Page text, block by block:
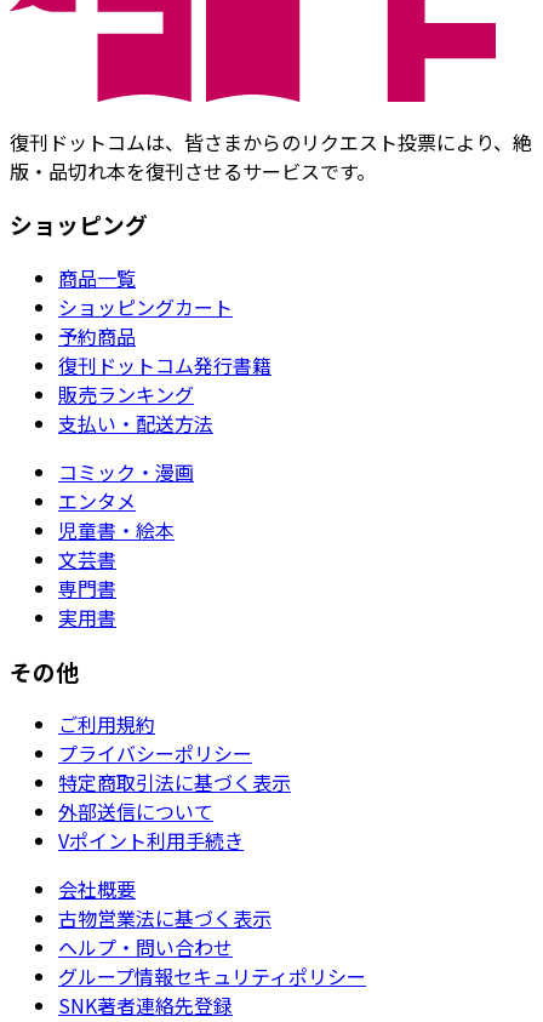
復刊ドットコムは、皆さまからのリクエスト投票により、絶
版・品切れ本を復刊させるサービスです。
ショッピング
商品一覧
ショッピングカート
予約商品
復刊ドットコム発行書籍
販売ランキング
支払い・配送方法
コミック・漫画
エンタメ
児童書・絵本
文芸書
専門書
実用書
その他
ご利用規約
プライバシーポリシー
特定商取引法に基づく表示
外部送信について
Vポイント利用手続き
会社概要
古物営業法に基づく表示
ヘルプ・問い合わせ
グループ情報セキュリティポリシー
SNK著者連絡先登録